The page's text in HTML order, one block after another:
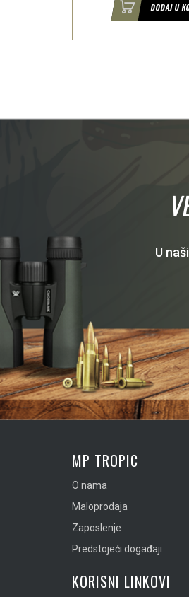
DODAJ U
U
MP TROPIC
O nama
Maloprodaja
Zaposlenje
Predstojeći događaji
KORISNI LINKOVI